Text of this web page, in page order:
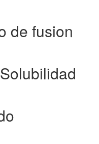
de fusion